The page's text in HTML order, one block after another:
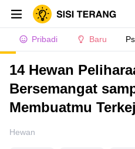
Pribadi Baru
14 Hewan
Bersemangat
Membuatmu
Hewan